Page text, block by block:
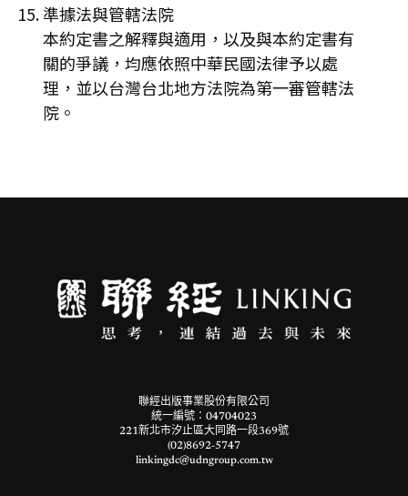
準據法與管轄法院
本約定書之解釋與適用，以及與本約定書有
關的爭議，均應依照中華民國法律予以處
理，並以台灣台北地方法院為第一審管轄法
院。
聯經出版事業股份有限公司
統一編號：04704023
221新北市汐止區大同路一段369號
(02)8692-5747
linkingdc@udngroup.com.tw